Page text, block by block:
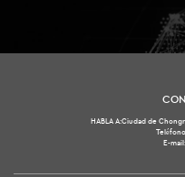
HABLA A:Ciudad de
E-